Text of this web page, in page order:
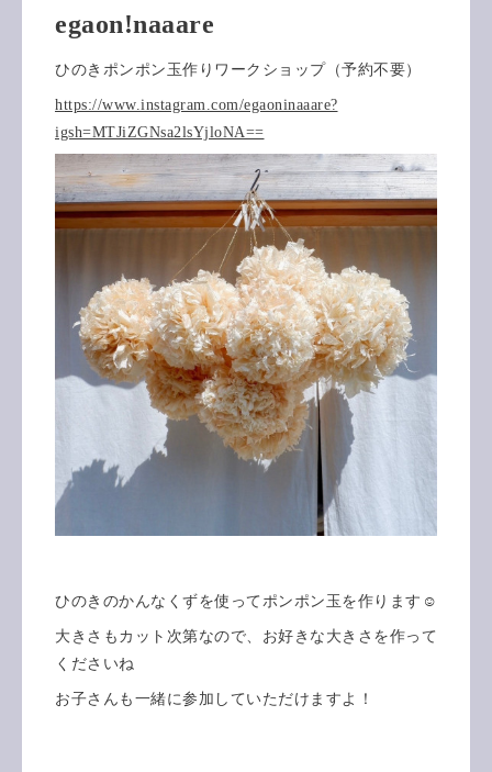
egaon!naaare
ひのきポンポン玉作りワークショップ（予約不要）
https://www.instagram.com/egaoninaaare?
igsh=MTJiZGNsa2lsYjloNA==
ひのきのかんなくずを使ってポンポン玉を作ります☺️
大きさもカット次第なので、お好きな大きさを作って
くださいね
お子さんも一緒に参加していただけますよ！